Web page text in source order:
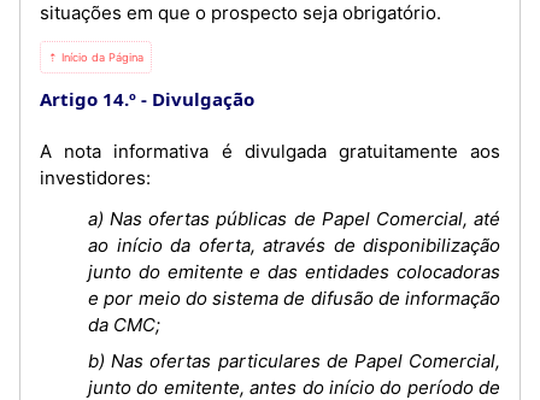
situações em que o prospecto seja obrigatório.
⇡ Início da Página
Artigo 14.º Divulgação
A nota informativa é divulgada gratuitamente aos
investidores:
a) Nas ofertas públicas de Papel Comercial, até
ao início da oferta, através de disponibilização
junto do emitente e das entidades colocadoras
e por meio do sistema de difusão de informação
da CMC;
b) Nas ofertas particulares de Papel Comercial,
junto do emitente, antes do início do período de